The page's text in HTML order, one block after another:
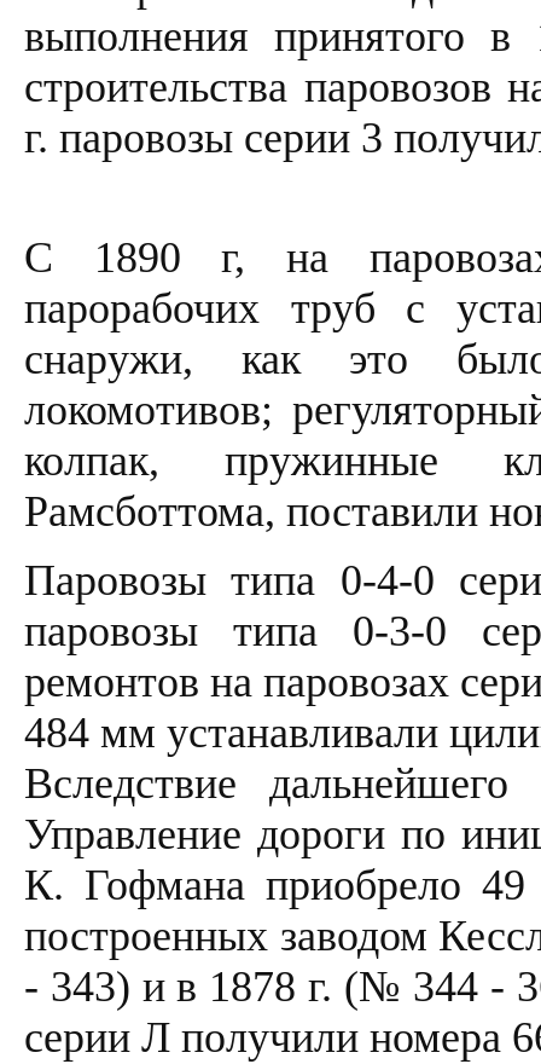
выполнения принятого
строительства паровозов
г. паровозы серии 3
С 1890 г, на
парорабочих труб с
снаружи, как это
локомотивов;
колпак, пружинные
Рамсботтома, поставили
Паровозы типа 0-4-0
паровозы типа 0-3-0
ремонтов на паровозах
484 мм устанавливали
Вследствие
Управление дороги по
К. Гофмана приобрело
построенных заводом
- 343) и в 1878 г. (№ 344 -
серии Л получили номера